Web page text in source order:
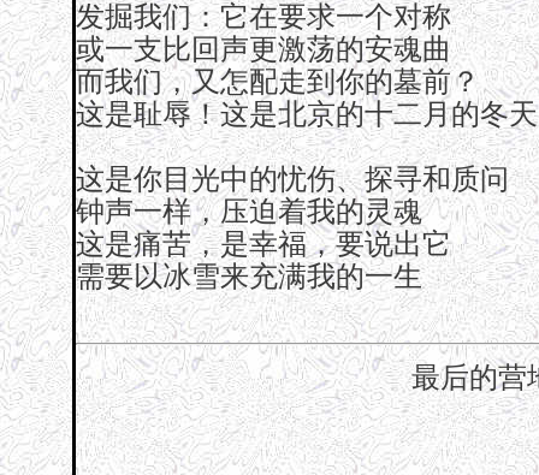
发掘我们：它在要求一个对称
或一支比回声更激荡的安魂曲
而我们，又怎配走到你的墓前？
这是耻辱！这是北京的十二月的冬天
这是你目光中的忧伤、探寻和质问
钟声一样，压迫着我的灵魂
这是痛苦，是幸福，要说出它
需要以冰雪来充满我的一生
最后的营